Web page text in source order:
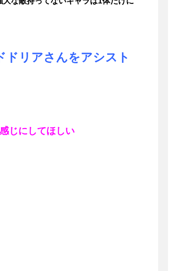
ドリアさんをアシスト
じにしてほしい